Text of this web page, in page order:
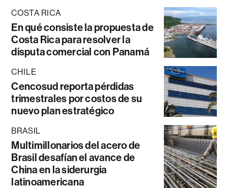
COSTA RICA
En qué consiste la propuesta de
Costa Rica para resolver la
disputa comercial con Panamá
CHILE
Cencosud reporta pérdidas
trimestrales por costos de su
nuevo plan estratégico
BRASIL
Multimillonarios del acero de
Brasil desafían el avance de
China en la siderurgia
latinoamericana